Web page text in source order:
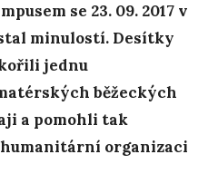
se 23. 09. 2017 v
minulostí. Desítky
jednu
běžeckých
a pomohli tak
organizaci